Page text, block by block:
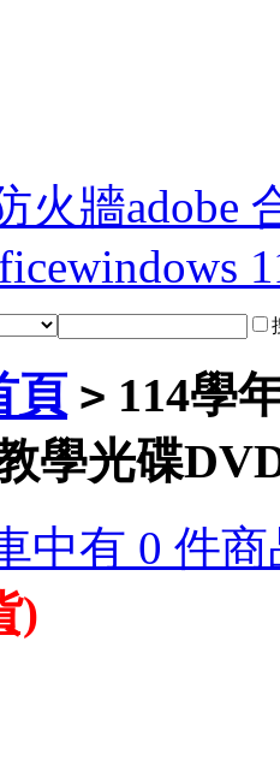
火牆adobe
windows
頁 > 114學
學光碟
中有 0 件
)